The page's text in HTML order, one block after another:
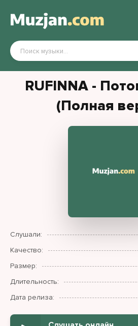
RUFINNA -
(Полная
Слушали:
Качество:
Размер:
Длительность:
Дата релиза: